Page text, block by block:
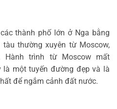
thành phố lớn ở Nga bằng
thường xuyên từ Moscow,
Hành trình từ Moscow mất
là một tuyến đường đẹp và là
để ngắm cảnh đất nước.